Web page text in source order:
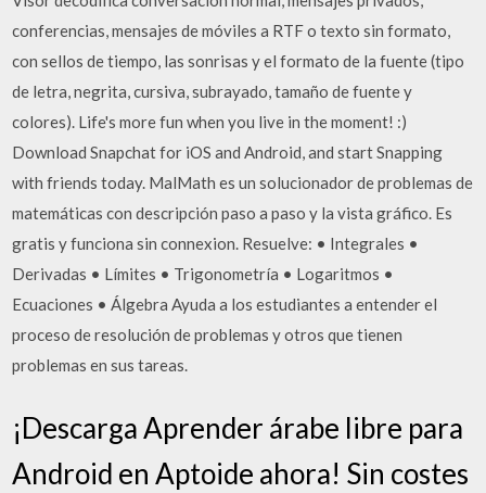
conferencias, mensajes de móviles a RTF o texto sin formato,
con sellos de tiempo, las sonrisas y el formato de la fuente (tipo
de letra, negrita, cursiva, subrayado, tamaño de fuente y
colores). Life's more fun when you live in the moment! :)
Download Snapchat for iOS and Android, and start Snapping
with friends today. MalMath es un solucionador de problemas de
matemáticas con descripción paso a paso y la vista gráfico. Es
gratis y funciona sin connexion. Resuelve: • Integrales •
Derivadas • Límites • Trigonometría • Logaritmos •
Ecuaciones • Álgebra Ayuda a los estudiantes a entender el
proceso de resolución de problemas y otros que tienen
problemas en sus tareas.
¡Descarga Aprender árabe libre para
Android en Aptoide ahora! Sin costes